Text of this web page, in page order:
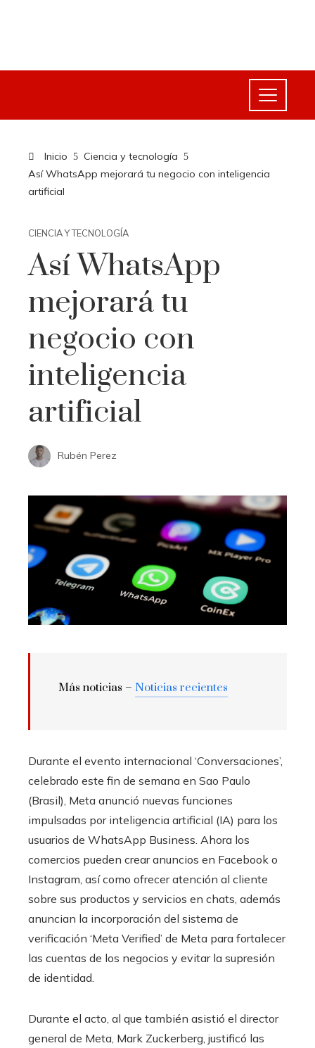
Inicio
Ciencia y tecnología
Así WhatsApp mejorará tu negocio con inteligencia
artificial
CIENCIA Y TECNOLOGÍA
Así WhatsApp
mejorará tu
negocio con
inteligencia
artificial
Rubén Perez
Más noticias – Noticias recientes
Durante el evento internacional ‘Conversaciones’,
celebrado este fin de semana en Sao Paulo
(Brasil), Meta anunció nuevas funciones
impulsadas por inteligencia artificial (IA) para los
usuarios de WhatsApp Business. Ahora los
comercios pueden crear anuncios en Facebook o
Instagram, así como ofrecer atención al cliente
sobre sus productos y servicios en chats, además
anuncian la incorporación del sistema de
verificación ‘Meta Verified’ de Meta para fortalecer
las cuentas de los negocios y evitar la supresión
de identidad.
Durante el acto, al que también asistió el director
general de Meta, Mark Zuckerberg, justificó las